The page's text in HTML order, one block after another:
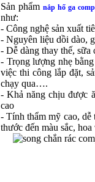
Sản phẩm nắp hố ga
như:
- Công nghệ sản xuất
- Nguyên liệu dồi dào,
- Dễ dàng thay thế, sữa
- Trọng lượng nhẹ
việc thi công lắp đặt,
chạy qua….
- Khả năng chịu được
cao
- Tính thẩm mỹ cao, dễ
thước đến màu sắc,